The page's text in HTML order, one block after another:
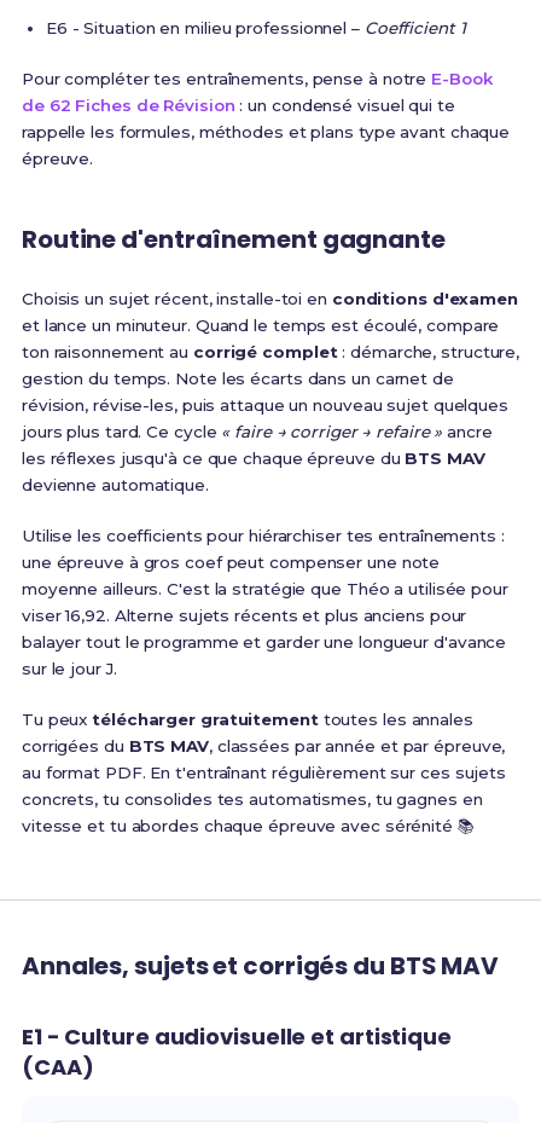
E6 - Situation en milieu professionnel – Coefficient 1
Pour compléter tes entraînements, pense à notre E-Book
de 62 Fiches de Révision : un condensé visuel qui te
rappelle les formules, méthodes et plans type avant chaque
épreuve.
Routine d'entraînement gagnante
Choisis un sujet récent, installe-toi en conditions d'examen
et lance un minuteur. Quand le temps est écoulé, compare
ton raisonnement au corrigé complet : démarche, structure,
gestion du temps. Note les écarts dans un carnet de
révision, révise-les, puis attaque un nouveau sujet quelques
jours plus tard. Ce cycle « faire → corriger → refaire » ancre
les réflexes jusqu'à ce que chaque épreuve du BTS MAV
devienne automatique.
Utilise les coefficients pour hiérarchiser tes entraînements :
une épreuve à gros coef peut compenser une note
moyenne ailleurs. C'est la stratégie que Théo a utilisée pour
viser 16,92. Alterne sujets récents et plus anciens pour
balayer tout le programme et garder une longueur d'avance
sur le jour J.
Tu peuxtélécharger gratuitement toutes les annales
corrigées du BTS MAV, classées par année et par épreuve,
au format PDF. En t'entraînant régulièrement sur ces sujets
concrets, tu consolides tes automatismes, tu gagnes en
vitesse et tu abordes chaque épreuve avec sérénité 📚
Annales, sujets et corrigés du BTS MAV
E1 - Culture audiovisuelle et artistique
(CAA)